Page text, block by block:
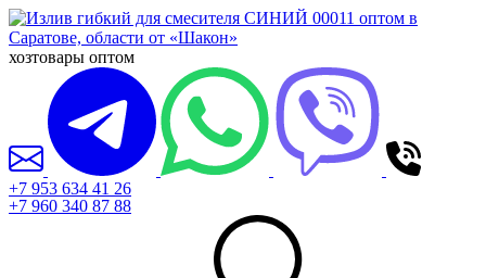
хозтовары оптом
+7 953 634 41 26
+7 960 340 87 88